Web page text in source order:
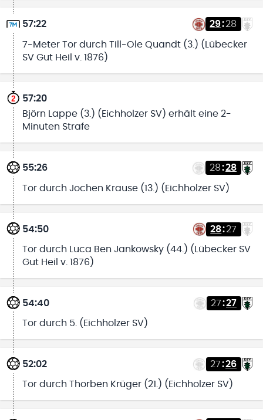
57:22 29:28
7-Meter Tor durch Till-Ole Quandt (3.) (Lübecker
SV Gut Heil v. 1876)
57:20
Björn Lappe (3.) (Eichholzer SV) erhält eine 2-
Minuten Strafe
55:26 28:28
Tor durch Jochen Krause (13.) (Eichholzer SV)
54:50 28:27
Tor durch Luca Ben Jankowsky (44.) (Lübecker SV
Gut Heil v. 1876)
54:40 27:27
Tor durch 5. (Eichholzer SV)
52:02 27:26
Tor durch Thorben Krüger (21.) (Eichholzer SV)